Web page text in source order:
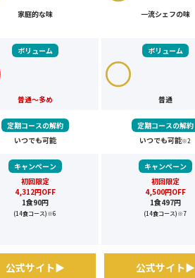
家庭的な味 一流シェフの味
ボリューム
普通～多め
ボリューム
普通
定期コースの解約
いつでも可能
定期コースの解約
いつでも可能※2
キャンペーン
初回限定
4,312円OFF
1食90円
(14食コース)※6
キャンペーン
初回限定
4,500円OFF
1食497円
(14食コース)※7
公式サイト▶ 公式サイト▶